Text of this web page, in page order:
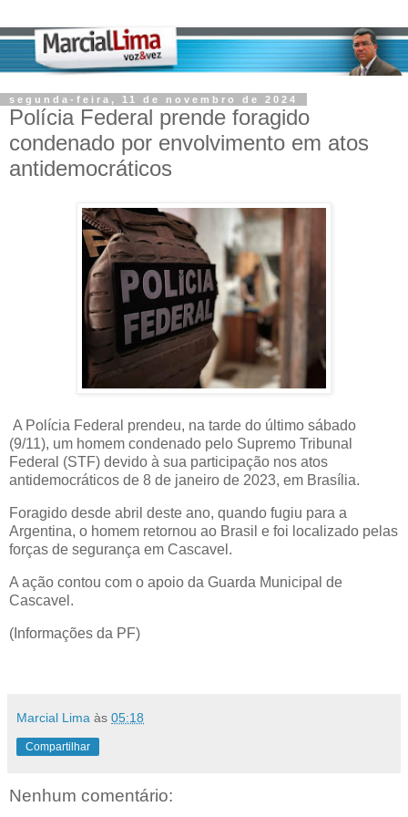
segunda-feira, 11 de novembro de 2024
Polícia Federal prende foragido
condenado por envolvimento em atos
antidemocráticos
A Polícia Federal prendeu, na tarde do último sábado
(9/11), um homem condenado pelo Supremo Tribunal
Federal (STF) devido à sua participação nos atos
antidemocráticos de 8 de janeiro de 2023, em Brasília.
Foragido desde abril deste ano, quando fugiu para a
Argentina, o homem retornou ao Brasil e foi localizado pelas
forças de segurança em Cascavel.
A ação contou com o apoio da Guarda Municipal de
Cascavel.
(Informações da PF)
Marcial Lima às 05:18
Compartilhar
Nenhum comentário: